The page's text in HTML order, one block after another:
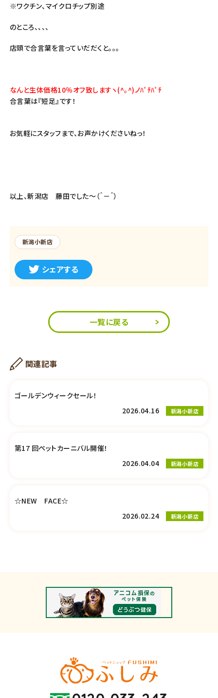
※ワクチン、マイクロチップ別途
のところ、、、、
店頭で合言葉を言っていだだくと。。。
なんと生体価格10％オフ致しますヽ(^。^)ノﾊﾟﾁﾊﾟﾁ
合言葉は『短足』です！
お気軽にスタッフまで、お声かけくださいねっ！
以上、新潟店 藤田でした～（＾－＾）
新潟小新店
シェアする
一覧に戻る
関連記事
ゴールデンウィークセール！
2026.04.16
新潟小新店
第17 回ペットカーニバル開催！
2026.04.04
新潟小新店
☆NEW FACE☆
2026.02.24
新潟小新店